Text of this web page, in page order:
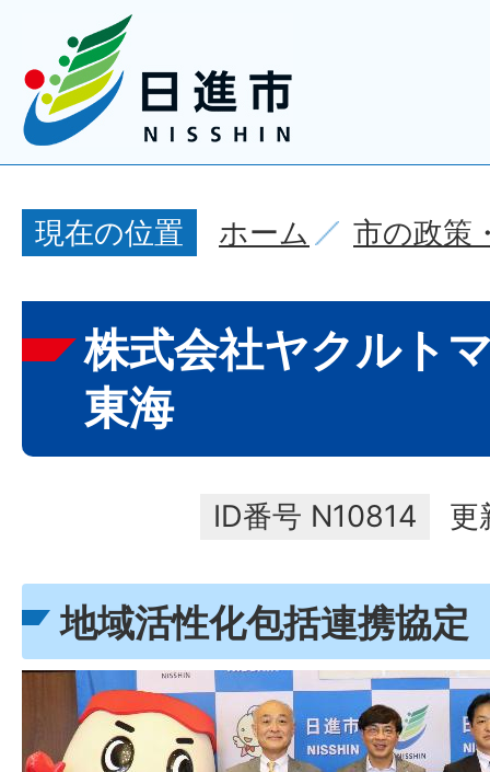
現在の位置 ホーム 市の政策
株式会社ヤクルト
東海
ID番号 N10814 更
地域活性化包括連携協定